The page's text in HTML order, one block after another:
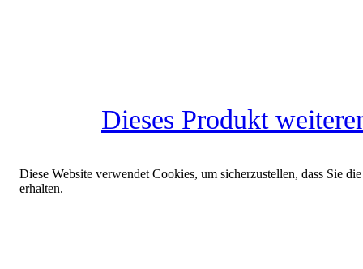
Dieses Produkt
Diese Website verwendet Cookies, um sicherzustellen, dass Sie
erhalten.